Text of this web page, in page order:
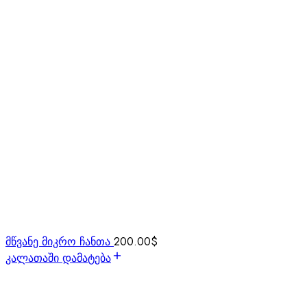
მწვანე მიკრო ჩანთა 200.00$
კალათაში დამატება